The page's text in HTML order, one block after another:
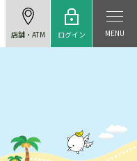
店舗・ATM ログイン MENU